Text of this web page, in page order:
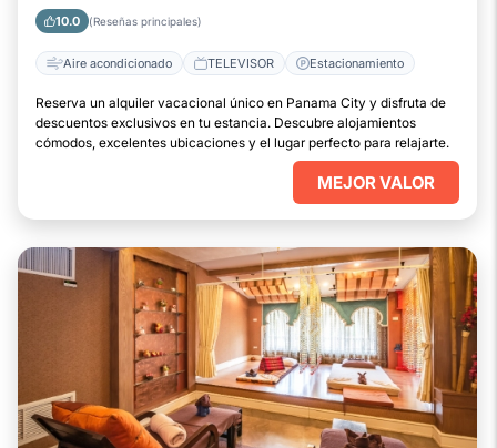
10.0 (Reseñas principales)
Aire acondicionado TELEVISOR Estacionamiento
Reserva un alquiler vacacional único en Panama City y disfruta de
descuentos exclusivos en tu estancia. Descubre alojamientos
cómodos, excelentes ubicaciones y el lugar perfecto para relajarte.
MEJOR VALOR